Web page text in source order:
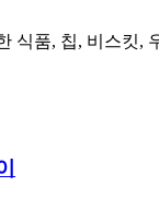
식품, 칩, 비스킷,